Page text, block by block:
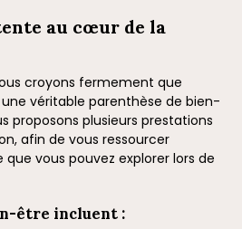
au cœur de la
croyons fermement que
véritable parenthèse de bien-
proposons plusieurs prestations
afin de vous ressourcer
vous pouvez explorer lors de
être incluent :